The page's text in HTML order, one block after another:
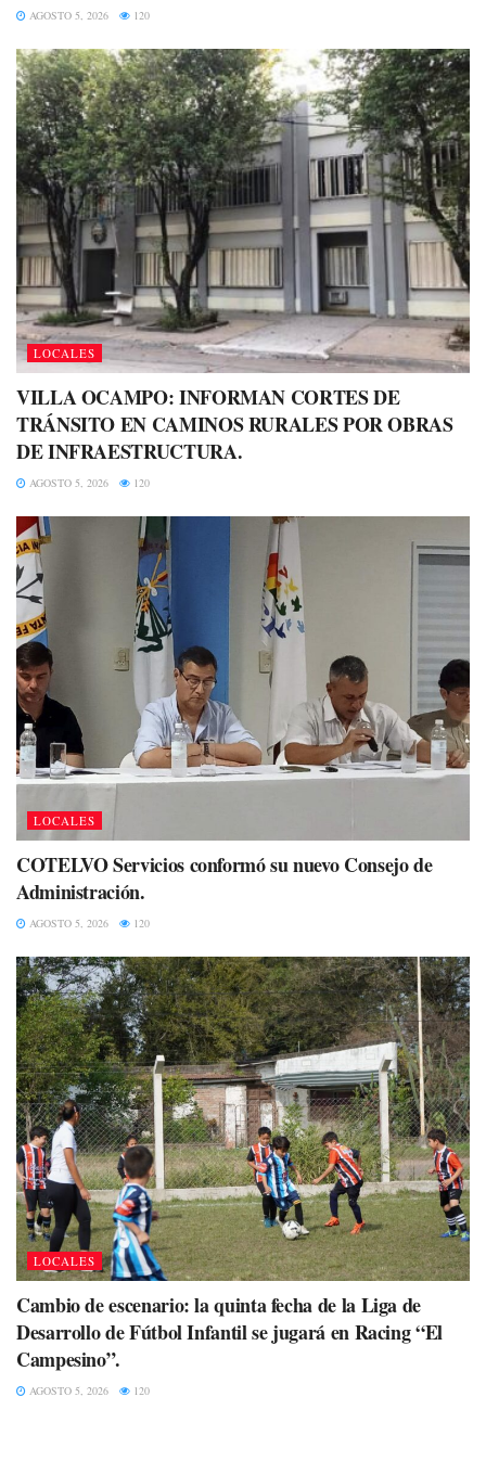
AGOSTO 5, 2026 120
LOCALES
VILLA OCAMPO: INFORMAN CORTES DE
TRÁNSITO EN CAMINOS RURALES POR OBRAS
DE INFRAESTRUCTURA.
AGOSTO 5, 2026 120
LOCALES
COTELVO Servicios conformó su nuevo Consejo de
Administración.
AGOSTO 5, 2026 120
LOCALES
Cambio de escenario: la quinta fecha de la Liga de
Desarrollo de Fútbol Infantil se jugará en Racing “El
Campesino”.
AGOSTO 5, 2026 120